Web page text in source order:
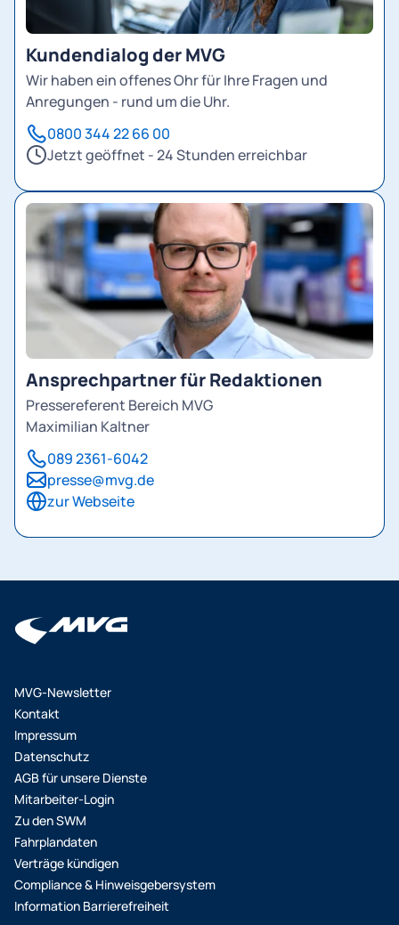
Kundendialog der MVG
Wir haben ein offenes Ohr für Ihre Fragen und
Anregungen - rund um die Uhr.
0800 344 22 66 00
Jetzt geöffnet - 24 Stunden erreichbar
Ansprechpartner für Redaktionen
Pressereferent Bereich MVG
Maximilian Kaltner
089 2361-6042
presse@mvg.de
zur Webseite
MVG-Newsletter
Kontakt
Impressum
Datenschutz
AGB für unsere Dienste
Mitarbeiter-Login
Zu den SWM
Fahrplandaten
Verträge kündigen
Compliance & Hinweisgebersystem
Information Barrierefreiheit